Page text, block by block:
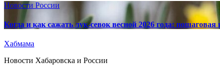
Новости России
Когда и как сажать лук-севок весной 2026 года:
Хабмама
Новости Хабаровска и России